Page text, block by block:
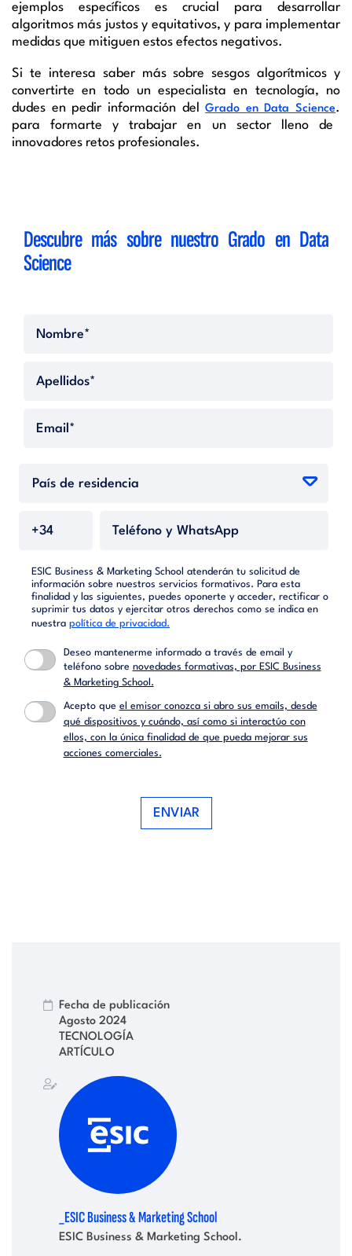
ejemplos específicos es crucial para desarrollar
algoritmos más justos y equitativos, y para implementar
medidas que mitiguen estos efectos negativos.
Si te interesa saber más sobre sesgos algorítmicos y
convertirte en todo un especialista en tecnología, no
dudes en pedir información del
Grado en Data Science.
para formarte y trabajar en un sector lleno de
innovadores retos profesionales.
Descubre más sobre nuestro Grado en Data
Science
ESIC Business & Marketing School atenderán tu solicitud de
información sobre nuestros servicios formativos. Para esta
finalidad y las siguientes, puedes oponerte y acceder, rectificar o
suprimir tus datos y ejercitar otros derechos como se indica en
nuestra política de privacidad.
Deseo mantenerme informado a través de email y
teléfono sobre novedades formativas, por ESIC Business
& Marketing School.
Acepto que el emisor conozca si abro sus emails, desde
qué dispositivos y cuándo, así como si interactúo con
ellos, con la única finalidad de que pueda mejorar sus
acciones comerciales.
ENVIAR
Fecha de publicación
Agosto 2024
TECNOLOGÍA
ARTÍCULO
_ESIC Business & Marketing School
ESIC Business & Marketing School.